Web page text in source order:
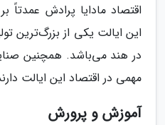
اقتصاد مادایا پرادش عمدتاً
این ایالت یکی از بزرگ‌ترین
در هند می‌باشد. همچنین
مهمی در اقتصاد این ایالت
آموزش و پرورش